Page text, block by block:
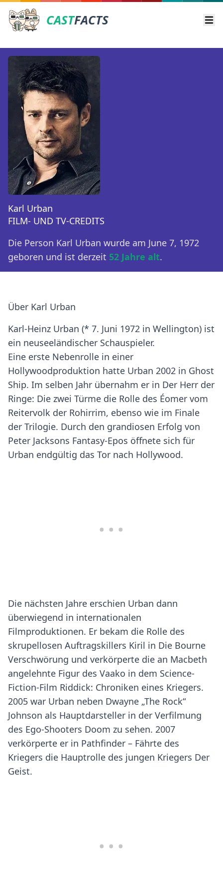
CASTFACTS
Karl Urban
FILM- UND TV-CREDITS
Die Person Karl Urban wurde am June 7, 1972
geboren und ist derzeit 52 Jahre alt.
Über Karl Urban
Karl-Heinz Urban (* 7. Juni 1972 in Wellington) ist
ein neuseeländischer Schauspieler.
Eine erste Nebenrolle in einer
Hollywoodproduktion hatte Urban 2002 in Ghost
Ship. Im selben Jahr übernahm er in Der Herr der
Ringe: Die zwei Türme die Rolle des Éomer vom
Reitervolk der Rohirrim, ebenso wie im Finale
der Trilogie. Durch den grandiosen Erfolg von
Peter Jacksons Fantasy-Epos öffnete sich für
Urban endgültig das Tor nach Hollywood.
Die nächsten Jahre erschien Urban dann
überwiegend in internationalen
Filmproduktionen. Er bekam die Rolle des
skrupellosen Auftragskillers Kiril in Die Bourne
Verschwörung und verkörperte die an Macbeth
angelehnte Figur des Vaako in dem Science-
Fiction-Film Riddick: Chroniken eines Kriegers.
2005 war Urban neben Dwayne „The Rock“
Johnson als Hauptdarsteller in der Verfilmung
des Ego-Shooters Doom zu sehen. 2007
verkörperte er in Pathfinder – Fährte des
Kriegers die Hauptrolle des jungen Kriegers Der
Geist.